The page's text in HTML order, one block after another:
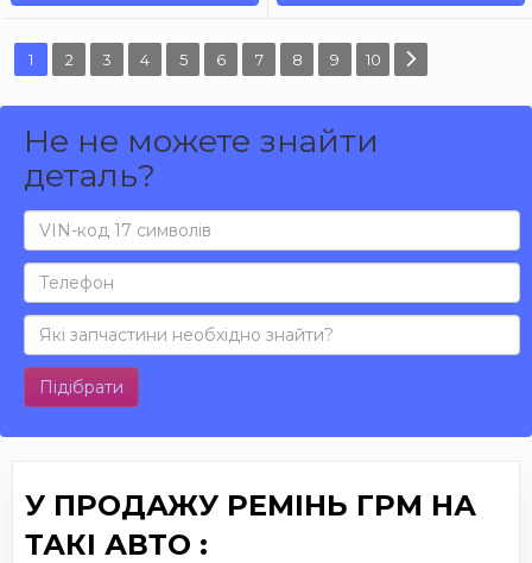
1 2 3 4 5 6 7 8 9 10
Не не можете знайти
деталь?
Підібрати
У ПРОДАЖУ РЕМІНЬ ГРМ НА
ТАКІ АВТО :